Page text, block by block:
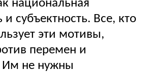
национальная
и субъектность. Все, кто
эти мотивы,
перемен и
не нужны